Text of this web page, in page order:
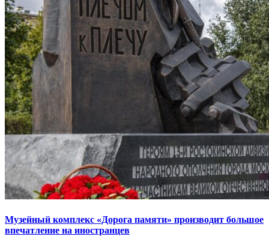
Музейный комплекс «Дорога памяти» производит большое
впечатление на иностранцев